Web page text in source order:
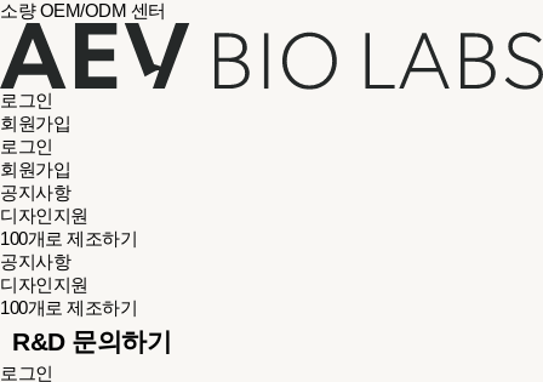
소량 OEM/ODM 센터
로그인
회원가입
로그인
회원가입
공지사항
디자인지원
100개로 제조하기
공지사항
디자인지원
100개로 제조하기
R&D 문의하기
로그인